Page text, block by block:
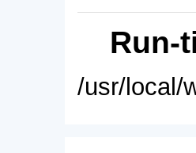
Run-
/usr/local/